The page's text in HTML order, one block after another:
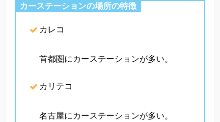
カーステーションの場所の特徴
カレコ
首都圏にカーステーションが多い。
カリテコ
名古屋にカーステーションが多い。